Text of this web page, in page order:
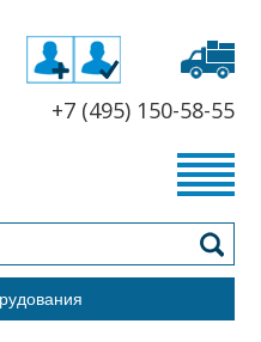
+7 (495) 150-58-55